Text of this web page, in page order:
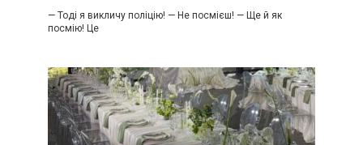
— Тоді я викличу поліцію! — Не посмієш! — Ще й як
посмію! Це